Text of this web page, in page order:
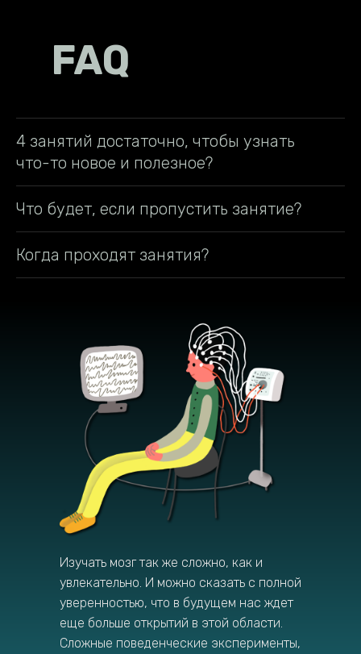
FAQ
4 занятий достаточно, чтобы узнать
что-то новое и полезное?
Что будет, если пропустить занятие?
Когда проходят занятия?
Изучать мозг так же сложно, как и
увлекательно. И можно сказать с полной
уверенностью, что в будущем нас ждет
еще больше открытий в этой области.
Сложные поведенческие эксперименты,